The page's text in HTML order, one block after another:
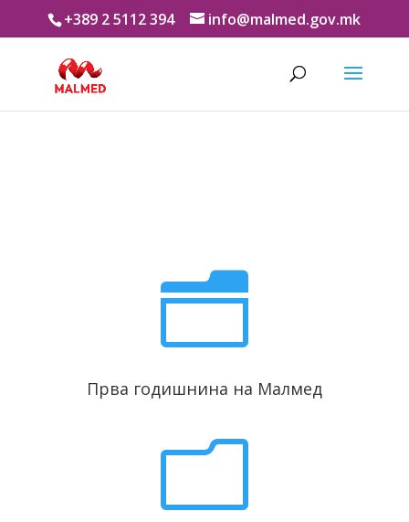
+389 2 5112 394 info@malmed.gov.mk
n
Прва годишнина на Малмед
m